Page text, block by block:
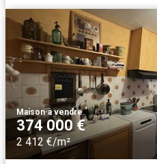
Maison·à vendre
374 000 €
2 412 €/m²